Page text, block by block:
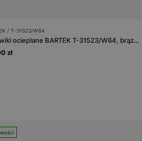
/ T-31523/W64
Trzewiki ocieplane BARTEK T-31523/W64, brązowo-czerwony
zł